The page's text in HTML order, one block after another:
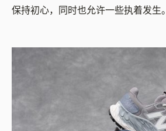
保持初心，同时也允许一些执着发生。